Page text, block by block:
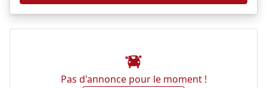
Pas d'annonce pour le moment !